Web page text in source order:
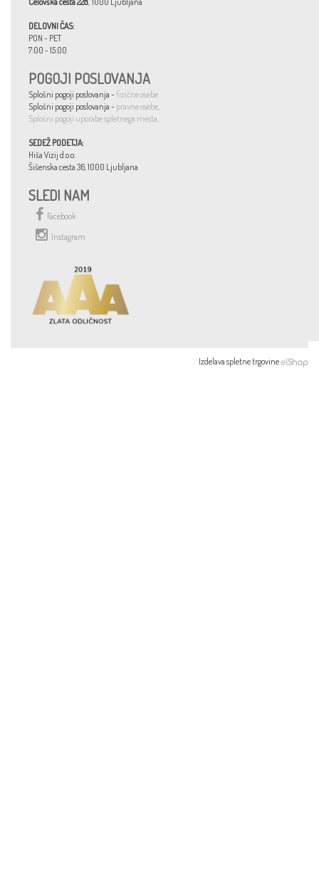
DELOVNI ČAS:
PON - PET
7:00 - 15:00
POGOJI POSLOVANJA
Splošni pogoji poslovanja - fizične osebe
Splošni pogoji poslovanja - pravne osebe.
Splošni pogoji uporabe spletnega mesta.
SEDEŽ PODETJA:
Hiša Vizij d.o.o.
Šišenska cesta 36, 1000 Ljubljana
SLEDI NAM
Facebook
Instagram
Izdelava spletne trgovine